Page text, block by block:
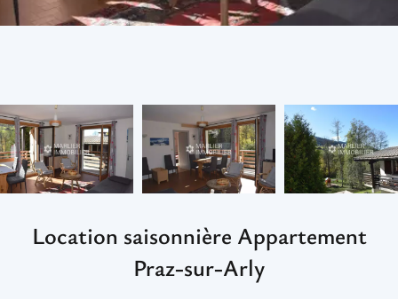
Location saisonnière Appartement
Praz-sur-Arly